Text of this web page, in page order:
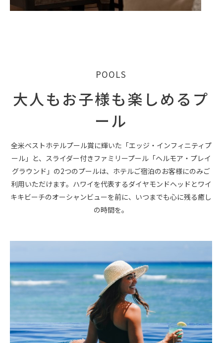
POOLS
大人もお子様も楽しめるプ
ール
全米ベストホテルプール賞に輝いた「エッジ・インフィニティプ
ール」と、スライダー付きファミリープール「ヘルモア・プレイ
グラウンド」の2つのプールは、ホテルご宿泊のお客様にのみご
利用いただけます。ハワイを代表するダイヤモンドヘッドとワイ
キキビーチのオーシャンビューを前に、いつまでも心に残る癒し
の時間を。